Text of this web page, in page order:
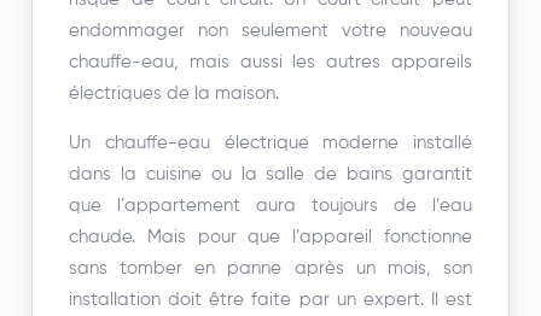
endommager non seulement votre nouveau
chauffe-eau, mais aussi les autres appareils
électriques de la maison.
Un chauffe-eau électrique moderne installé
dans la cuisine ou la salle de bains garantit
que l’appartement aura toujours de l’eau
chaude. Mais pour que l’appareil fonctionne
sans tomber en panne après un mois, son
installation doit être faite par un expert. Il est